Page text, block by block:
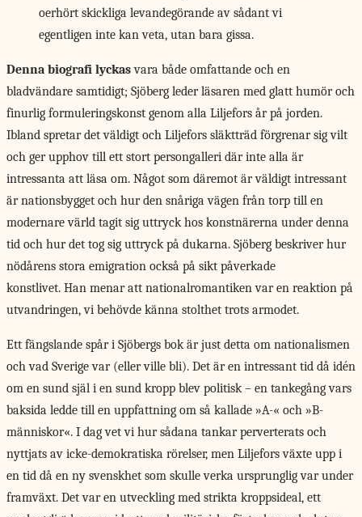
oerhört skickliga levandegörande av sådant vi
egentligen inte kan veta, utan bara gissa.
Denna biografi lyckasvara både omfattande och en
bladvändare samtidigt; Sjöberg leder läsaren med glatt humör och
finurlig formuleringskonst genom alla Liljefors år på jorden.
Ibland spretar det väldigt och Liljefors släktträd förgrenar sig vilt
och ger upphov till ett stort persongalleri där inte alla är
intressanta att läsa om. Något som däremot är väldigt intressant
är nationsbygget och hur den snåriga vägen från torp till en
modernare värld tagit sig uttryck hos konstnärerna under denna
tid och hur det tog sig uttryck på dukarna. Sjöberg beskriver hur
nödårens stora emigration också på sikt påverkade
konstlivet. Han menar att nationalromantiken var en reaktion på
utvandringen, vi behövde känna stolthet trots armodet.
Ett fängslande spår i Sjöbergs bok är just detta om nationalismen
och vad Sverige var (eller ville bli). Det är en intressant tid då idén
om en sund själ i en sund kropp blev politisk – en tankegång vars
baksida ledde till en uppfattning om så kallade »A-« och »B-
människor«. I dag vet vi hur sådana tankar perverterats och
nyttjats av icke-demokratiska rörelser, men Liljefors växte upp i
en tid då en ny svenskhet som skulle verka ursprunglig var under
framväxt. Det var en utveckling med strikta kroppsideal, ett